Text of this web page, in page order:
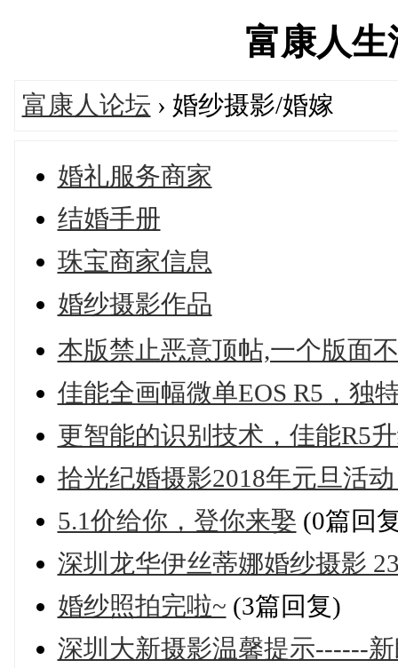
富康人
富康人论坛 › 婚纱摄影/婚嫁
婚礼服务商家
结婚手册
珠宝商家信息
婚纱摄影作品
本版禁止恶意顶帖,一个版面
佳能全画幅微单EOS R5，独
更智能的识别技术，佳能R5
拾光纪婚摄影2018年元旦活
5.1价给你，登你来娶 (0篇回
深圳龙华伊丝蒂娜婚纱摄影
婚纱照拍完啦~ (3篇回复)
深圳大新摄影温馨提示------